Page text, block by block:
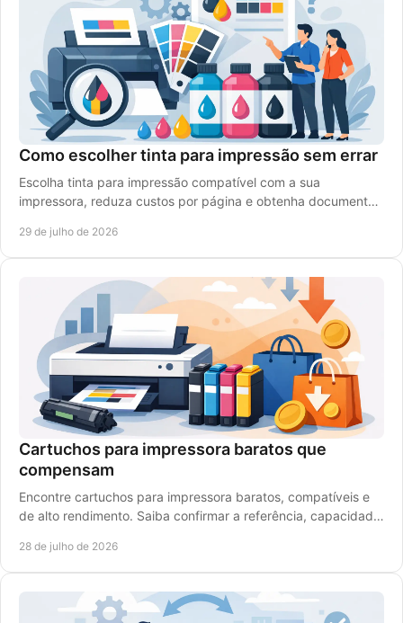
Como escolher tinta para impressão sem errar
Escolha tinta para impressão compatível com a sua
impressora, reduza custos por página e obtenha documentos
29 de julho de 2026
Cartuchos para impressora baratos que
compensam
Encontre cartuchos para impressora baratos, compatíveis e
de alto rendimento. Saiba confirmar a referência, capacidade
28 de julho de 2026